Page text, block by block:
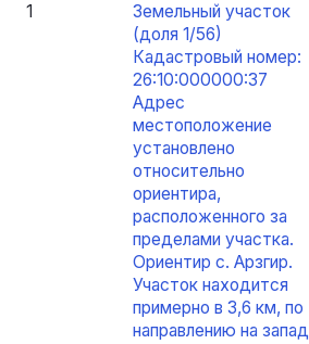
1
Земельный участок
(доля 1/56)
Кадастровый номер:
26:10:000000:37
Адрес
местоположение
установлено
относительно
ориентира,
расположенного за
пределами участка.
Ориентир с. Арзгир.
Участок находится
примерно в 3,6 км, по
направлению на запад